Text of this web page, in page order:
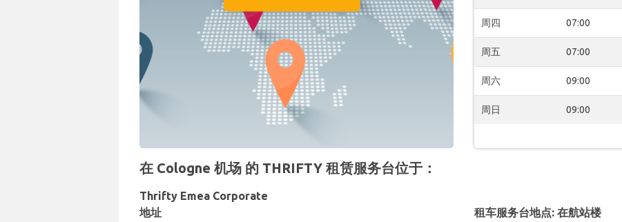
周四 07:00
周五 07:00
周六 09:00
周日 09:00
在 Cologne 机场 的 THRIFTY 租赁服务台位于：
Thrifty Emea Corporate
地址
租车服务台地点: 在航站楼